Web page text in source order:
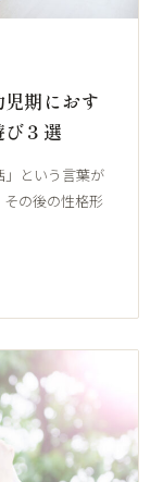
児期におす
３選
」という言葉が
の後の性格形